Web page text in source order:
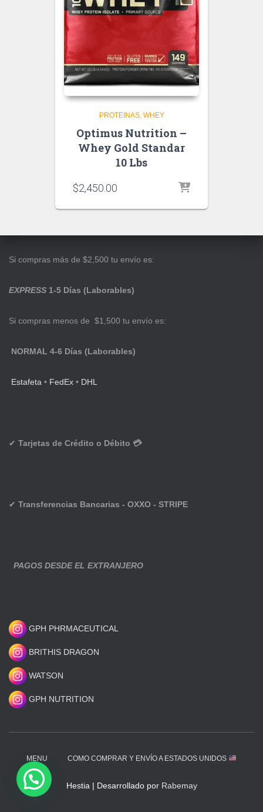
PROTEINAS WHEY
Optimus Nutrition –
Whey Gold Standar
10 Lbs
$2,450.00
Si compras más de $2,500 tu envío es:
EXPRESS 1-5 Días (Laborables)
Si compras menos de $1,500 tu envío es:
NORMAL 4-6 Días (Laborables)
Estafeta • FedEx • DHL
✔ Tarjetas de Crédito o Débito 💳
✔ Transferencias Bancarias - OXXO - STRIPE
PAGOS DESDE EL EXTRANJERO
GPH PHRMACEUTICAL
BRITHIS DRAGON
WATSON
GPH NUTRITION
MENU COMO COMPRAR Y ENVÍO A ESTADOS UNIDOS
Hestia | Desarrollado por Rabemay